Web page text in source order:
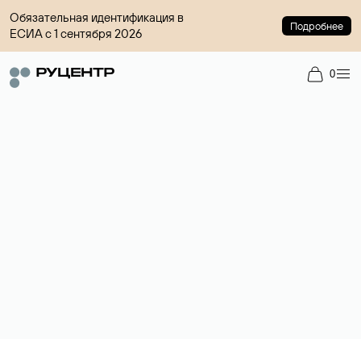
Обязательная идентификация в
ЕСИА с 1 сентября 2026
Подробнее
0